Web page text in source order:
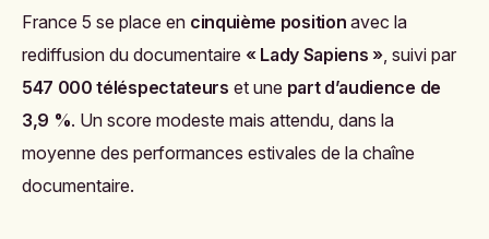
France 5 se place en cinquième position avec la
rediffusion du documentaire « Lady Sapiens », suivi par
547 000 téléspectateurs et une part d’audience de
3,9 %. Un score modeste mais attendu, dans la
moyenne des performances estivales de la chaîne
documentaire.